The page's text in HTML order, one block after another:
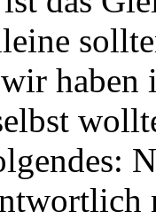
haben